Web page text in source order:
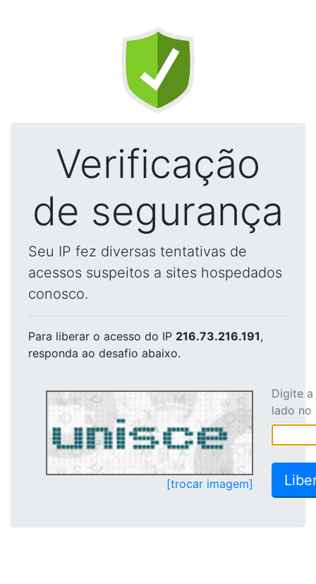
Verificação
de segurança
Seu IP fez diversas tentativas de
acessos suspeitos a sites hospedados
conosco.
Para liberar o acesso do IP 216.73.216.191,
responda ao desafio abaixo.
[trocar imagem]
Digite
lado no